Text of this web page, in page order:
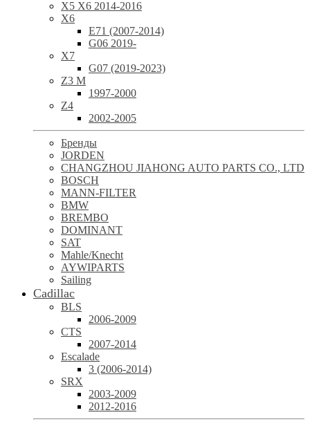
X5 X6 2014-2016
X6
E71 (2007-2014)
G06 2019-
X7
G07 (2019-2023)
Z3 M
1997-2000
Z4
2002-2005
Бренды
JORDEN
CHANGZHOU JIAHONG AUTO PARTS CO., LTD
BOSCH
MANN-FILTER
BMW
BREMBO
DOMINANT
SAT
Mahle/Knecht
AYWIPARTS
Sailing
Cadillac
BLS
2006-2009
CTS
2007-2014
Escalade
3 (2006-2014)
SRX
2003-2009
2012-2016